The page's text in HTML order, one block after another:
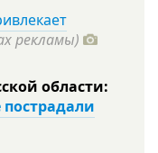
рекламы)
области: